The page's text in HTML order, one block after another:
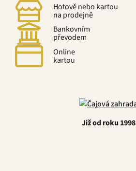
Hotově nebo kartou
na prodejně
Bankovním
převodem
Online
kartou
Již od roku 1998